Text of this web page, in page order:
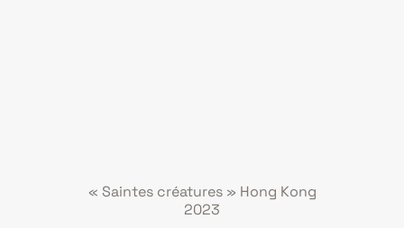
« Saintes créatures » Hong Kong
2023